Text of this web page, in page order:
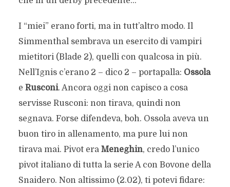
I “miei” erano forti, ma in tutt’altro modo. Il
Simmenthal sembrava un esercito di vampiri
mietitori (Blade 2), quelli con qualcosa in più.
Nell’Ignis c’erano 2 – dico 2 – portapalla: Ossola
e Rusconi. Ancora oggi non capisco a cosa
servisse Rusconi: non tirava, quindi non
segnava. Forse difendeva, boh. Ossola aveva un
buon tiro in allenamento, ma pure lui non
tirava mai. Pivot era Meneghin, credo l’unico
pivot italiano di tutta la serie A con Bovone della
Snaidero. Non altissimo (2.02), ti potevi fidare: